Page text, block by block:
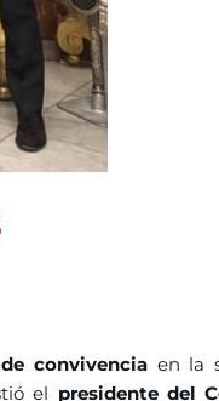
convivenciaen la
el presidente del